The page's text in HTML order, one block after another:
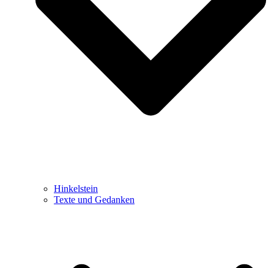
Hinkelstein
Texte und Gedanken